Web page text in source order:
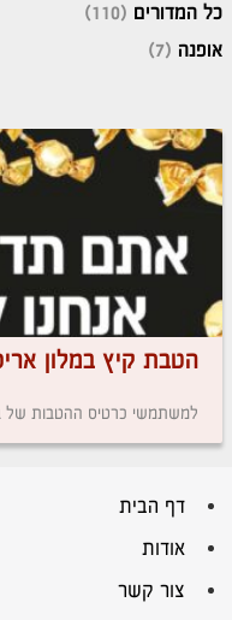
כל המדורים (110)
אופנה (7)
הטבת קיץ במלון
למשתמשי כרטיס ההטבות של
דף הבית
אודות
צור קשר